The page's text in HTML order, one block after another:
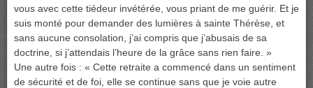
vous avec cette tiédeur invétérée, vous priant de me guérir. Et je
suis monté pour demander des lumières à sainte Thérèse, et
sans aucune consolation, j’ai compris que j’abusais de sa
doctrine, si j’attendais l’heure de la grâce sans rien faire. »
Une autre fois : « Cette retraite a commencé dans un sentiment
de sécurité et de foi, elle se continue sans que je voie autre